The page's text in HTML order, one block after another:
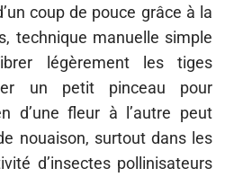
coup de pouce grâce à la
technique manuelle simple
légèrement les tiges
un petit pinceau pour
d’une fleur à l’autre peut
nouaison, surtout dans les
d’insectes pollinisateurs